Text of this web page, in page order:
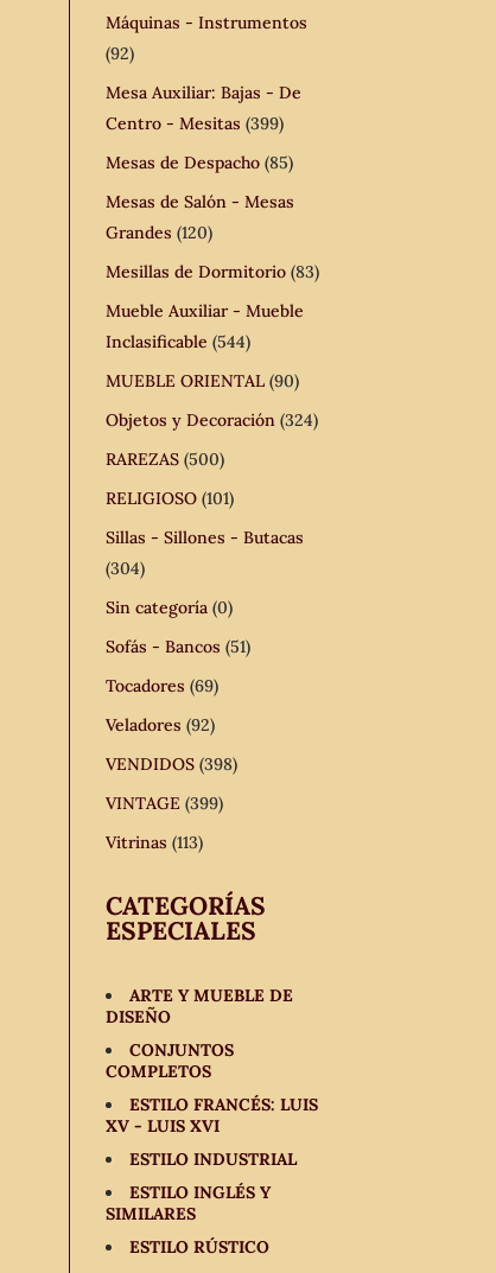
Máquinas - Instrumentos
(92)
Mesa Auxiliar: Bajas - De
Centro - Mesitas (399)
Mesas de Despacho (85)
Mesas de Salón - Mesas
Grandes (120)
Mesillas de Dormitorio (83)
Mueble Auxiliar - Mueble
Inclasificable (544)
MUEBLE ORIENTAL (90)
Objetos y Decoración (324)
RAREZAS (500)
RELIGIOSO (101)
Sillas - Sillones - Butacas
(304)
Sin categoría (0)
Sofás - Bancos (51)
Tocadores (69)
Veladores (92)
VENDIDOS (398)
VINTAGE (399)
Vitrinas (113)
CATEGORÍAS
ESPECIALES
ARTE Y MUEBLE DE
DISEÑO
CONJUNTOS
COMPLETOS
ESTILO FRANCÉS: LUIS
XV - LUIS XVI
ESTILO INDUSTRIAL
ESTILO INGLÉS Y
SIMILARES
ESTILO RÚSTICO